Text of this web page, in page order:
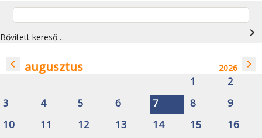
Bővített kereső… navigate_next
navigate_before augusztus 2026 navigate_next
1
2
3
4 5 6 7 8
9
10
11 12 13 14 15
16